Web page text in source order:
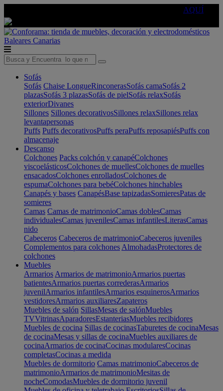
AQUÍ
Baleares Canarias
Sofás
Sofás Chaise LongueRinconerasSofás camaSofás 2
plazasSofás 3 plazasSofás de pielSofás relaxSofás
exteriorDivanes
Sillones Sillones decorativosSillones relaxSillones relax
levantapersonas
Puffs Puffs decorativosPuffs peraPuffs reposapiésPuffs con
almacenaje
Descanso
Colchones Packs colchón y canapéColchones
viscoelásticosColchones de muellesColchones de muelles
ensacadosColchones enrolladosColchones de
espumaColchones para bebéColchones hinchables
Canapés y bases CanapésBase tapizadasSomieresPatas de
somieres
Camas Camas de matrimonioCamas doblesCamas
individualesCamas juvenilesCamas infantilesLiterasCamas
nido
Cabeceros Cabeceros de matrimonioCabeceros juveniles
Complementos para colchones AlmohadasProtectores de
colchones
Muebles
Armarios Armarios de matrimonioArmarios puertas
batientesArmarios puertas correderasArmarios
juvenilArmarios infantilesArmarios esquinerosArmarios
vestidoresArmarios auxiliaresZapateros
Muebles de salón SillasMesas de salónMuebles
TVVitrinasAparadoresEstanteriasMuebles recibidores
Muebles de cocina Sillas de cocinasTaburetes de cocinaMesas
de cocinaMesas y sillas de cocinaMuebles auxiliares de
cocinaArmarios de cocinaCocinas modularesCocinas
completasCocinas a medida
Muebles de dormitorio Camas matrimonioCabeceros de
matrimonioArmarios de matrimonioMesitas de
nocheComodasMuebles de dormitorio juvenil